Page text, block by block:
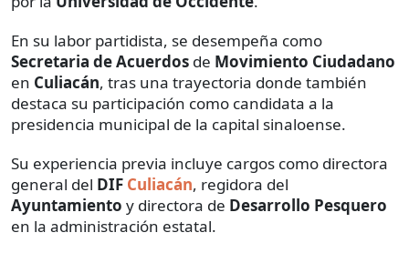
En su labor partidista, se desempeña como
Secretaria de Acuerdos de Movimiento Ciudadano
en Culiacán, tras una trayectoria donde también
destaca su participación como candidata a la
presidencia municipal de la capital sinaloense.
Su experiencia previa incluye cargos como directora
general del DIF Culiacán, regidora del
Ayuntamiento y directora de Desarrollo Pesquero
en la administración estatal.